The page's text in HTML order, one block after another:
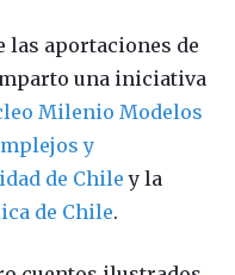
las aportaciones de
una iniciativa
Milenio Modelos
y
de Chile y la
de Chile.